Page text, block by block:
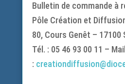
Bulletin de commande à
Pôle Création et
80, Cours Genêt – 17100
Tél. : 05 46 93 00 11 – Mail
: